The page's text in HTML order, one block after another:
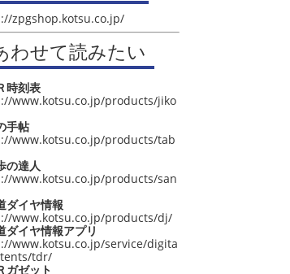
zpgshop.kotsu.co.jp/
わせて読みたい
時刻表
www.kotsu.co.jp/products/jiko
手帖
www.kotsu.co.jp/products/tab
の達人
www.kotsu.co.jp/products/san
ダイヤ情報
www.kotsu.co.jp/products/dj/
ダイヤ情報アプリ
www.kotsu.co.jp/service/digita
tdr/
ガゼット